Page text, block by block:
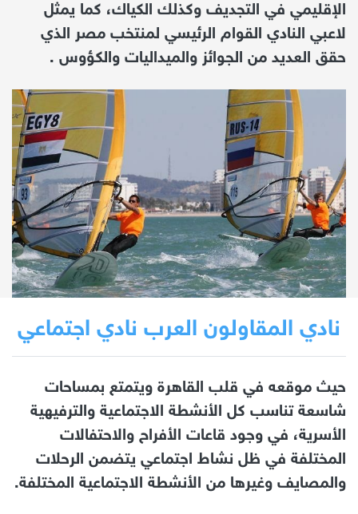
الإقليمي في التجديف وكذلك الكياك، كما يمثل
لاعبي النادي القوام الرئيسي لمنتخب مصر الذي
حقق العديد من الجوائز والميداليات والكؤوس .
نادي المقاولون العرب نادي اجتماعي
حيث موقعه في قلب القاهرة ويتمتع بمساحات
شاسعة تناسب كل الأنشطة الاجتماعية والترفيهية
الأسرية، في وجود قاعات الأفراح والاحتفالات
المختلفة في ظل نشاط اجتماعي يتضمن الرحلات
والمصايف وغيرها من الأنشطة الاجتماعية المختلفة.